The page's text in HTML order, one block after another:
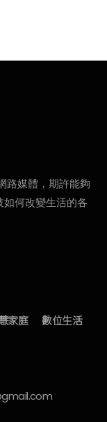
路媒體，期許能夠
何改變生活的各
家庭
數位生活